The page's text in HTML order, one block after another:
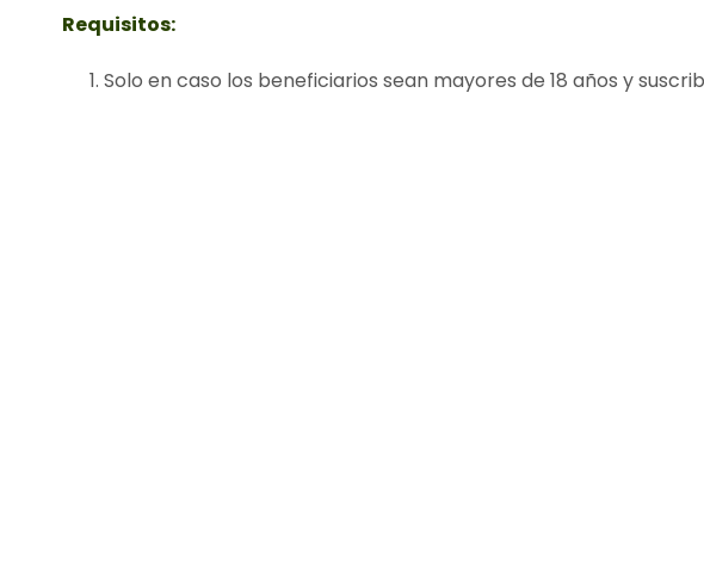
Requisitos:
Solo en caso los beneficiarios sean mayores de 18 años y